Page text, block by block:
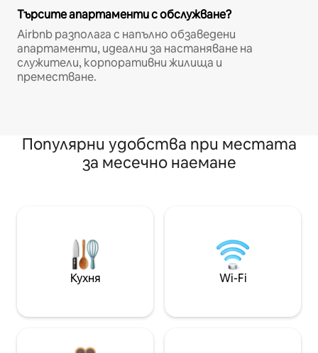
Търсите апартаменти с обслужване?
Airbnb разполага с напълно обзаведени
апартаменти, идеални за настаняване на
служители, корпоративни жилища и
преместване.
Популярни удобства при местата
за месечно наемане
Кухня Wi-Fi